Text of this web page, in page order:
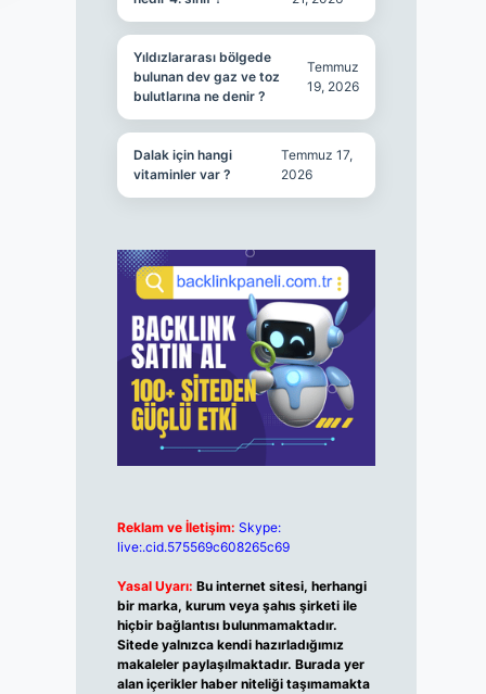
Yıldızlararası bölgede
bulunan dev gaz ve toz
bulutlarına ne denir ?
Temmuz
19, 2026
Dalak için hangi
vitaminler var ?
Temmuz 17,
2026
Reklam ve İletişim: Skype:
live:.cid.575569c608265c69
Yasal Uyarı: Bu internet sitesi, herhangi
bir marka, kurum veya şahıs şirketi ile
hiçbir bağlantısı bulunmamaktadır.
Sitede yalnızca kendi hazırladığımız
makaleler paylaşılmaktadır. Burada yer
alan içerikler haber niteliği taşımamakta